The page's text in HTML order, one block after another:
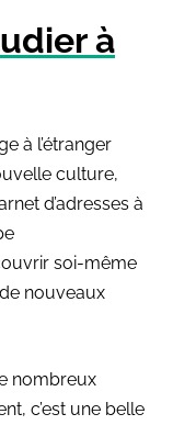
à
à l’étranger
culture,
d’adresses à
soi-même
nouveaux
nombreux
c’est une belle